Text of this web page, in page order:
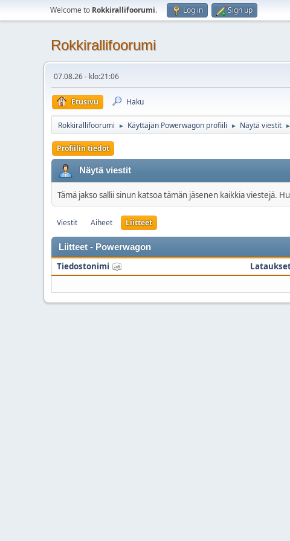
Welcome to Rokkirallifoorumi. Log in Sign up
Rokkirallifoorumi
07.08.26 - klo:21:06
Etusivu Haku
Rokkirallifoorumi ► Käyttäjän Powerwagon profiili ► Näytä viestit ►
Profiilin tiedot
Näytä viestit
Tämä jakso sallii sinun katsoa tämän jäsenen kaikkia viestejä.
Viestit Aiheet Liitteet
Liitteet - Powerwagon
Tiedostonimi